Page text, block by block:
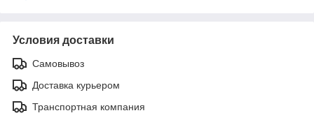
Условия доставки
Самовывоз
Доставка курьером
Транспортная компания